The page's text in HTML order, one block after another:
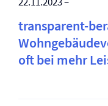
transparent-
oft bei mehr